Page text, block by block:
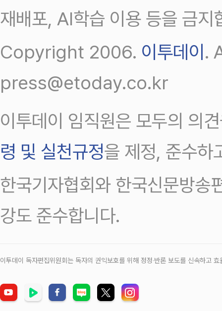
재배포, AI학습 이용 등을 금지
Copyright 2006. 이투데이 .
press@etoday.co.kr
이투데이 임직원은 모두의 의
령 및 실천규정을 제정, 준수하
한국기자협회와 한국신문방송
강도 준수합니다.
이투데이 독자편집위원회는 독자의 권익보호를 위해 정정‧반론 보도를 신속하고